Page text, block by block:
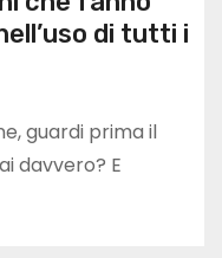
di tutti i
guardi prima il
davvero? E